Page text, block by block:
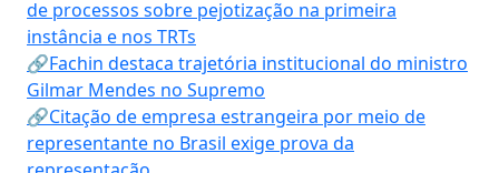
de processos sobre pejotização na primeira
instância e nos TRTs
🔗Fachin destaca trajetória institucional do ministro
Gilmar Mendes no Supremo
🔗Citação de empresa estrangeira por meio de
representante no Brasil exige prova da